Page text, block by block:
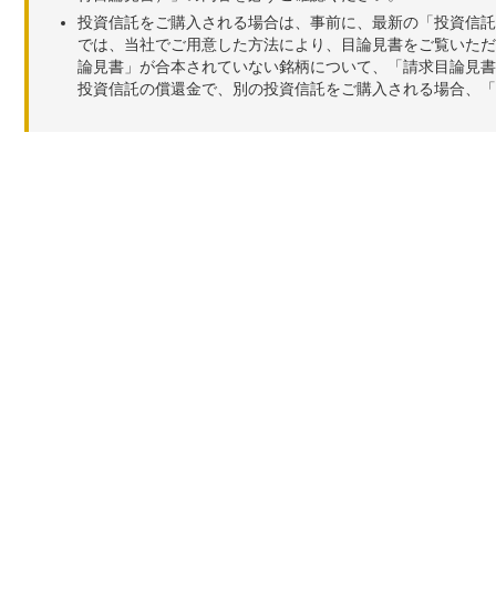
投資信託をご購入される場合は、事前に、最新の「投資信
では、当社でご用意した方法により、目論見書をご覧いた
論見書」が合本されていない銘柄について、「請求目論見
投資信託の償還金で、別の投資信託をご購入される場合、